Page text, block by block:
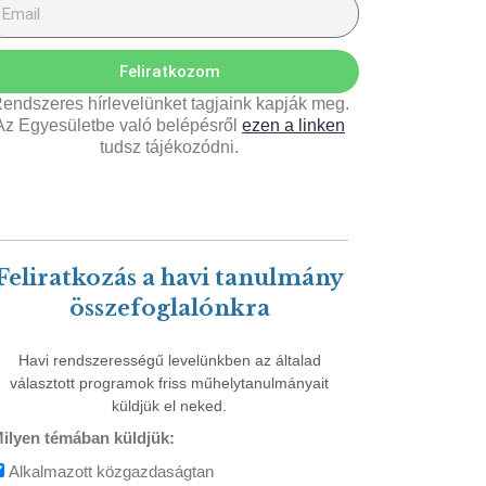
Feliratkozom
hírlevelünket tagjaink kapják meg.
Egyesületbe való belépésről ezen a linken
tudsz tájékozódni.
a havi tanulmány
összefoglalónkra
Havi rendszerességű levelünkben az általad
választott programok friss műhelytanulmányait
küldjük el neked.
témában küldjük:
Alkalmazott közgazdaságtan